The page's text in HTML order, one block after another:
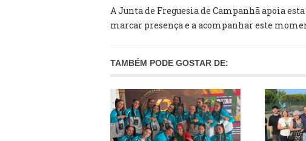
A Junta de Freguesia de Campanhã apoia
marcar presença e a acompanhar este
TAMBÉM PODE GOSTAR DE: